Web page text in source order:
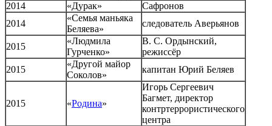
2014
«Дурак»
Сафронов
2014
«Семья маньяка
Беляева»
следователь Аверьянов
2015
«Людмила
Гурченко»
В. С. Ордынский,
режиссёр
2015
«Другой майор
Соколов»
капитан Юрий Беляев
2015 «Родина»
Игорь Сергеевич
Багмет, директор
контртеррористического
центра